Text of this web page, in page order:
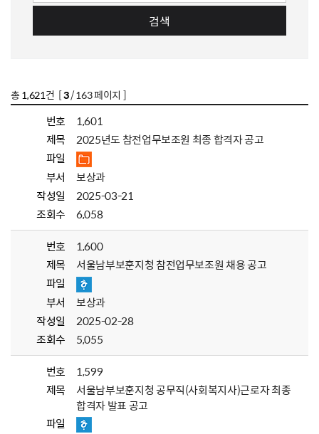
검색
총 1,621건 [3/ 163 페이지 ]
번호
1,601
제목
2025년도 참전업무보조원 최종 합격자 공고
파일
부서
보상과
작성일
2025-03-21
조회수
6,058
번호
1,600
제목
서울남부보훈지청 참전업무보조원 채용 공고
파일
부서
보상과
작성일
2025-02-28
조회수
5,055
번호
1,599
제목
서울남부보훈지청 공무직(사회복지사)근로자 최종
합격자 발표 공고
파일